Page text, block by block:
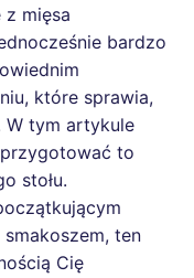
mięsa
bardzo
które sprawia,
W tym artykule
to
stołu.
ten
Cię